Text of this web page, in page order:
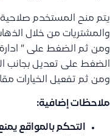
يتم منح المستخدم
والمشتريات من خلال
ومن ثم الضغط على ” ادارة
الضغط على تعديل بجانب
ومن ثم تفعيل الخيارات
ملاحظات إضافية:
التحكم بالمواقع